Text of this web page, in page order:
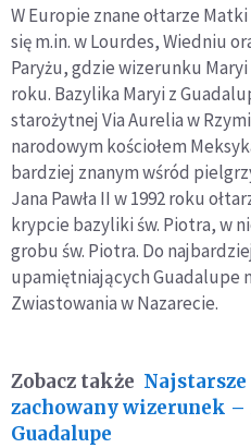
W Europie znane ołtarze
się m.in. w Lourdes, Wiedniu
Paryżu, gdzie wizerunku Maryi
roku. Bazylika Maryi z
starożytnej Via Aurelia w
narodowym kościołem
bardziej znanym wśród
Jana Pawła II w 1992 roku
krypcie bazyliki św. Piotra, w
grobu św. Piotra. Do
upamiętniających Guadalupe
Zwiastowania w Nazarecie.
Zobacz także
zachowany wizerunek –
Guadalupe